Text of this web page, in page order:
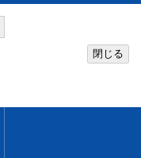
閉じる